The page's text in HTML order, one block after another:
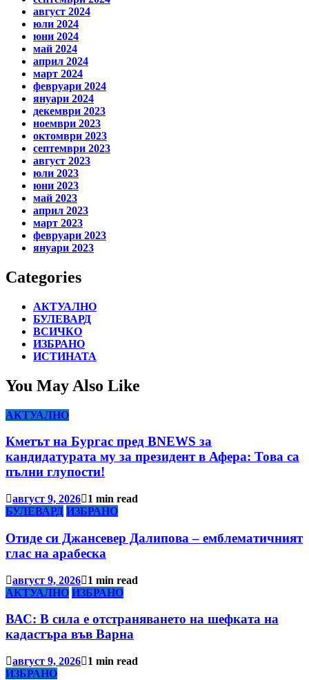
август 2024
юли 2024
юни 2024
май 2024
април 2024
март 2024
февруари 2024
януари 2024
декември 2023
ноември 2023
октомври 2023
септември 2023
август 2023
юли 2023
юни 2023
май 2023
април 2023
март 2023
февруари 2023
януари 2023
Categories
АКТУАЛНО
БУЛЕВАРД
ВСИЧКО
ИЗБРАНО
ИСТИНАТА
You May Also Like
АКТУАЛНО
Кметът на Бургас пред BNEWS за
кандидатурата му за президент в Афера: Това са
пълни глупости!
август 9, 2026
1 min read
БУЛЕВАРД ИЗБРАНО
Отиде си Джансевер Далипова – емблематичният
глас на арабеска
август 9, 2026
1 min read
АКТУАЛНО ИЗБРАНО
ВАС: В сила е отстраняването на шефката на
кадастъра във Варна
август 9, 2026
1 min read
ИЗБРАНО